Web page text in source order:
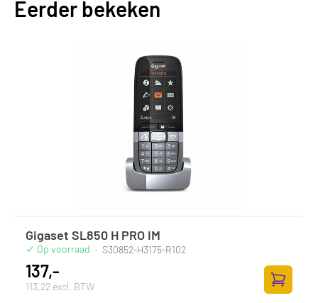
Eerder bekeken
Gigaset SL850 H PRO IM
Op voorraad · S30852-H3175-R102
137,-
113,22 excl. BTW